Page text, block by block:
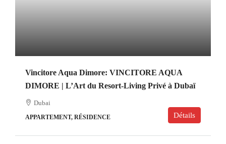
Vincitore Aqua Dimore: VINCITORE AQUA
DIMORE | L’Art du Resort-Living Privé à Dubaï
Dubai
APPARTEMENT, RÉSIDENCE Détails